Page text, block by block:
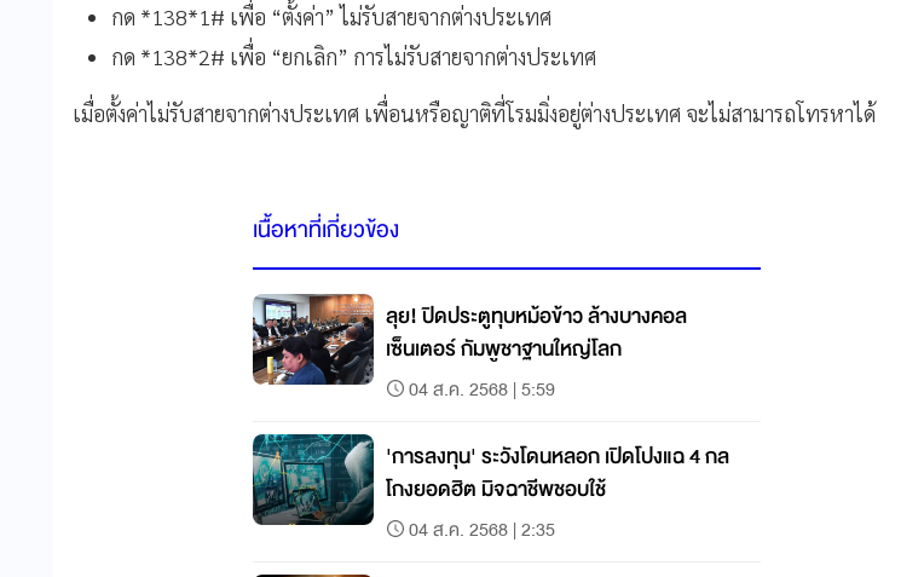
กด *138*1# เพื่อ “ตั้งค่า” ไม่รับสายจากต่างประเทศ
กด *138*2# เพื่อ “ยกเลิก” การไม่รับสายจากต่างประเทศ
เมื่อตั้งค่าไม่รับสายจากต่างประเทศ เพื่อนหรือญาติที่โรมมิ่งอยู่ต่างประเทศ จะไม่สามารถโทรหาได้
เนื้อหาที่เกี่ยวข้อง
ลุย! ปิดประตูทุบหม้อข้าว ล้างบางคอล
เซ็นเตอร์ กัมพูชาฐานใหญ่โลก
04 ส.ค. 2568 | 5:59
'การลงทุน' ระวังโดนหลอก เปิดโปงแฉ 4 กล
โกงยอดฮิต มิจฉาชีพชอบใช้
04 ส.ค. 2568 | 2:35